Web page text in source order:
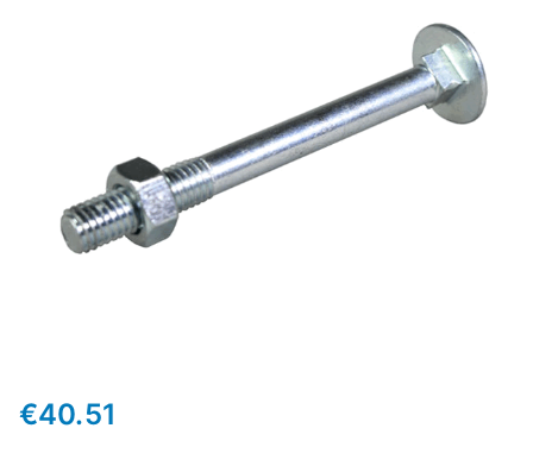
€40.51